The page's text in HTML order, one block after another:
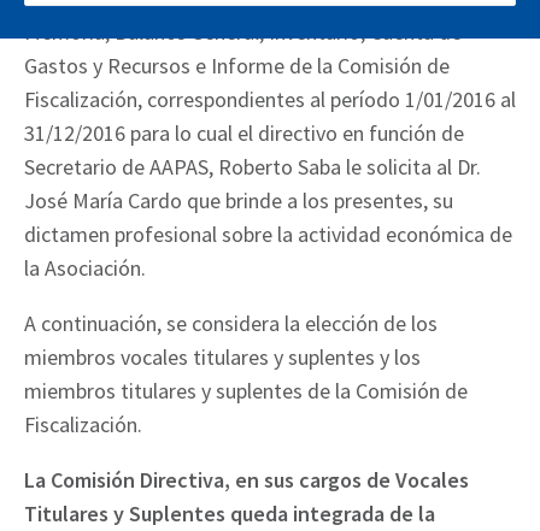
Memoria, Balance General, Inventario, Cuenta de
Gastos y Recursos e Informe de la Comisión de
Fiscalización, correspondientes al período 1/01/2016 al
31/12/2016 para lo cual el directivo en función de
Secretario de AAPAS, Roberto Saba le solicita al Dr.
José María Cardo que brinde a los presentes, su
dictamen profesional sobre la actividad económica de
la Asociación.
A continuación, se considera la elección de los
miembros vocales titulares y suplentes y los
miembros titulares y suplentes de la Comisión de
Fiscalización.
La Comisión Directiva, en sus cargos de Vocales
Titulares y Suplentes queda integrada de la